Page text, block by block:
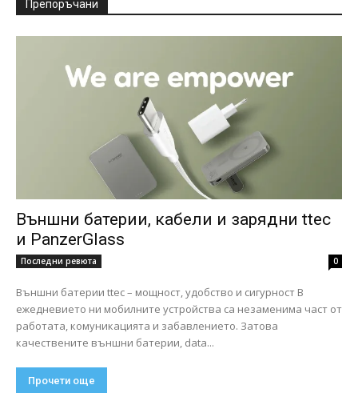
Препоръчани
Външни батерии, кабели и зарядни ttec
и PanzerGlass
Последни ревюта 0
Външни батерии ttec – мощност, удобство и сигурност В
ежедневието ни мобилните устройства са незаменима част от
работата, комуникацията и забавлението. Затова
качествените външни батерии, data...
Прочети още